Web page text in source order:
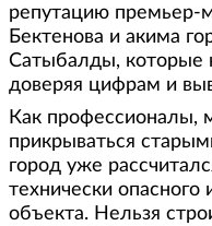
репутацию премьер-
Бектенова и акима
Сатыбалды, которые
доверяя цифрам и
Как профессионалы,
прикрываться
город уже
технически
объекта. Нельзя